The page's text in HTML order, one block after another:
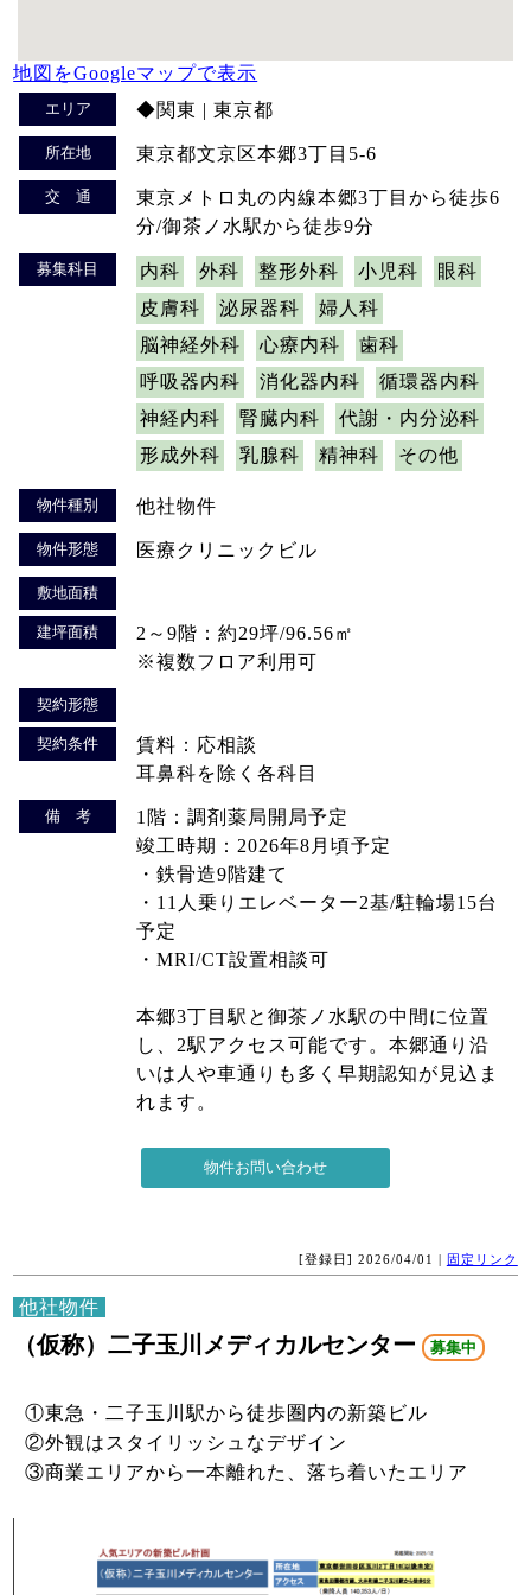
地図をGoogleマップで表示
エリア ◆関東 | 東京都
所在地 東京都文京区本郷3丁目5-6
交 通
東京メトロ丸の内線本郷3丁目から徒歩6
分/御茶ノ水駅から徒歩9分
募集科目 内科 外科 整形外科 小児科
眼科
皮膚科
泌尿器科
婦人科
脳神経外科
心療内科
歯科
呼吸器内科
消化器内科
循環器内科
神経内科
腎臓内科
代謝・内分泌科
形成外科
乳腺科 精神科 その他
物件種別 他社物件
物件形態 医療クリニックビル
敷地面積
建坪面積
2～9階：約29坪/96.56㎡
※複数フロア利用可
契約形態
契約条件
賃料：応相談
耳鼻科を除く各科目
備 考
1階：調剤薬局開局予定
竣工時期：2026年8月頃予定
・鉄骨造9階建て
・11人乗りエレベーター2基/駐輪場15台
予定
・MRI/CT設置相談可
本郷3丁目駅と御茶ノ水駅の中間に位置
し、2駅アクセス可能です。本郷通り沿
いは人や車通りも多く早期認知が見込ま
れます。
[登録日] 2026/04/01 | 固定リンク
他社物件
（仮称）二子玉川メディカルセンター 募集中
①東急・二子玉川駅から徒歩圏内の新築ビル
②外観はスタイリッシュなデザイン
③商業エリアから一本離れた、落ち着いたエリア